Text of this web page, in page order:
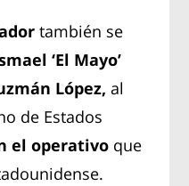
también se
‘El Mayo’
López,al
de Estados
el operativo que